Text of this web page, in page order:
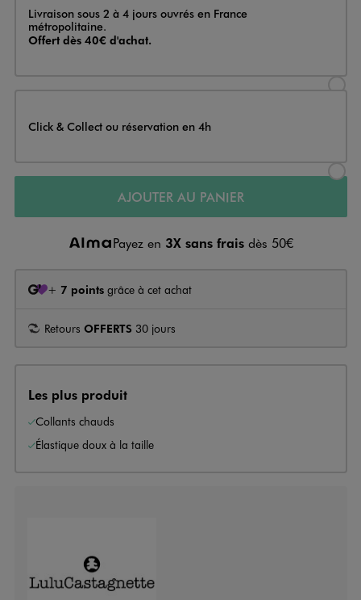
Livraison
Livraison sous 2 à 4 jours ouvrés en France
métropolitaine.
Offert dès 40€ d'achat.
Click & Collect ou réservation en 4h
AJOUTER AU PANIER
Payez en 3X sans frais dès 50€
+ 7 points grâce à cet achat
Retours OFFERTS 30 jours
Les plus produit
Collants chauds
Élastique doux à la taille